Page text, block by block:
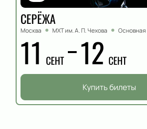
СЕРЁЖА
Москва МХТ им. А. П. Чехова Основная
11 СЕНТ 12 СЕНТ
Купить билеты